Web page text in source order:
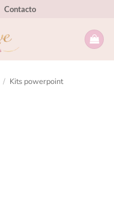
Contacto
/ Kits powerpoint